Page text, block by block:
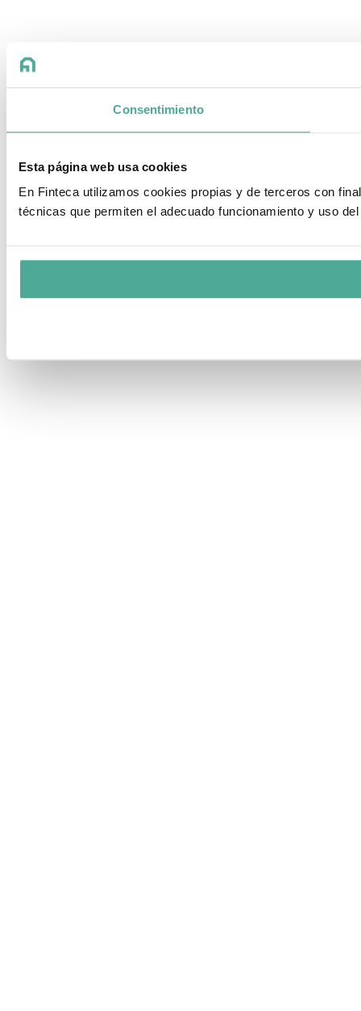
Consentimiento
Esta página web usa cookies
En Finteca utilizamos cookies propias y de terceros con
técnicas que permiten el adecuado funcionamiento y uso